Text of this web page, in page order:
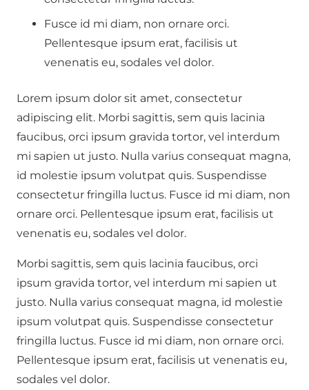
Fusce id mi diam, non ornare orci.
Pellentesque ipsum erat, facilisis ut
venenatis eu, sodales vel dolor.
Lorem ipsum dolor sit amet, consectetur
adipiscing elit. Morbi sagittis, sem quis lacinia
faucibus, orci ipsum gravida tortor, vel interdum
mi sapien ut justo. Nulla varius consequat magna,
id molestie ipsum volutpat quis. Suspendisse
consectetur fringilla luctus. Fusce id mi diam, non
ornare orci. Pellentesque ipsum erat, facilisis ut
venenatis eu, sodales vel dolor.
Morbi sagittis, sem quis lacinia faucibus, orci
ipsum gravida tortor, vel interdum mi sapien ut
justo. Nulla varius consequat magna, id molestie
ipsum volutpat quis. Suspendisse consectetur
fringilla luctus. Fusce id mi diam, non ornare orci.
Pellentesque ipsum erat, facilisis ut venenatis eu,
sodales vel dolor.